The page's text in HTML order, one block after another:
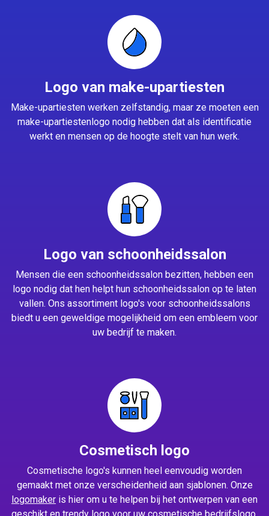
Logo van make-upartiesten
Make-upartiesten werken zelfstandig, maar ze moeten een
make-upartiestenlogo nodig hebben dat als identificatie
werkt en mensen op de hoogte stelt van hun werk.
Logo van schoonheidssalon
Mensen die een schoonheidssalon bezitten, hebben een
logo nodig dat hen helpt hun schoonheidssalon op te laten
vallen. Ons assortiment logo's voor schoonheidssalons
biedt u een geweldige mogelijkheid om een embleem voor
uw bedrijf te maken.
Cosmetisch logo
Cosmetische logo's kunnen heel eenvoudig worden
gemaakt met onze verscheidenheid aan sjablonen. Onze
logomaker is hier om u te helpen bij het ontwerpen van een